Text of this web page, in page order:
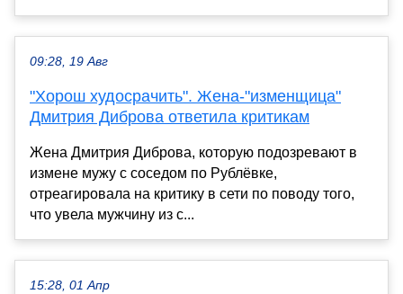
09:28, 19 Авг
"Хорош худосрачить". Жена-"изменщица"
Дмитрия Диброва ответила критикам
Жена Дмитрия Диброва, которую подозревают в
измене мужу с соседом по Рублёвке,
отреагировала на критику в сети по поводу того,
что увела мужчину из с...
15:28, 01 Апр